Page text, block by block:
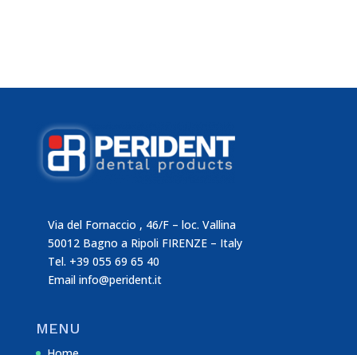
Via del Fornaccio , 46/F – loc. Vallina
50012 Bagno a Ripoli FIRENZE – Italy
Tel. +39 055 69 65 40
Email info@perident.it
MENU